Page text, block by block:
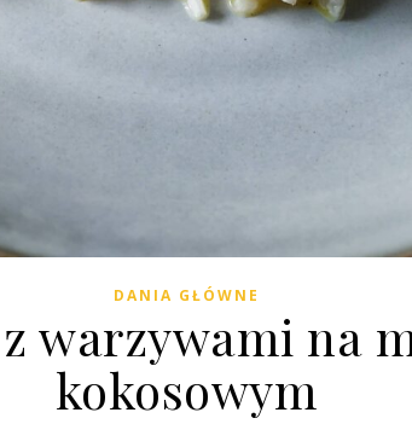
DANIA GŁÓWNE
warzywami na
kokosowym